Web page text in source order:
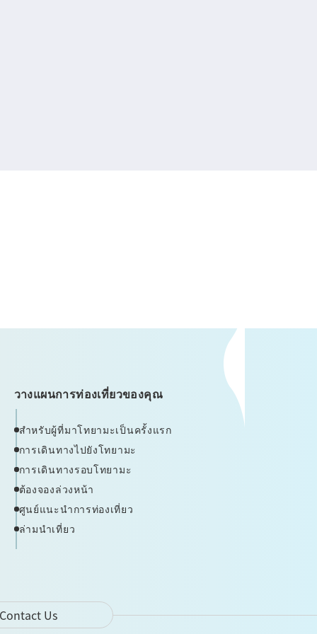
วางแผนการท่องเที่ยวของคุณ
สำหรับผู้ที่มาโทยามะเป็นครั้งแรก
การเดินทางไปยังโทยามะ
การเดินทางรอบโทยามะ
ต้องจองล่วงหน้า
ศูนย์แนะนำการท่องเที่ยว
ล่ามนำเที่ยว
Contact Us